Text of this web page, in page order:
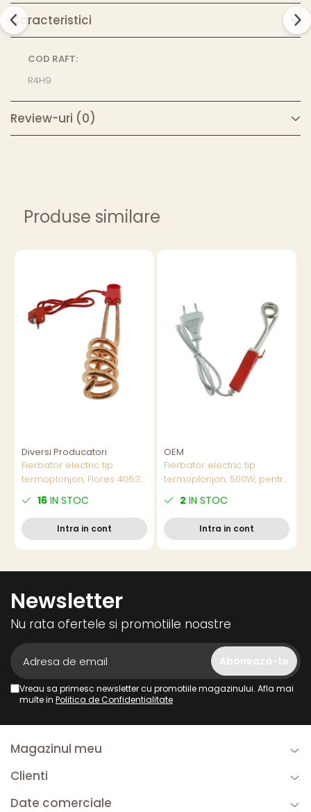
Caracteristici
COD RAFT:
R4H9
Review-uri (0)
Produse similare
Diversi Producatori
Fierbator electric tip
termoplonjon, Flores 40637,
rosu16 IN STOC
Intra in cont
OEM
Fierbator electric tip
termoplonjon, 500W, pentru
utilizare camping si casnic,
din otel inoxidabil cu
maner ABS
2 IN STOC
Intra in cont
Newsletter
Nu rata ofertele si promotiile noastre
Vreau sa primesc newsletter cu promotiile magazinului. Afla mai
multe in Politica de Confidentialitate
Magazinul meu
Clienti
Date comerciale